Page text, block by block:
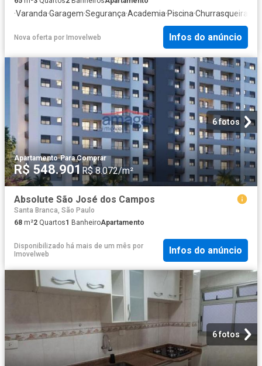
·Varanda·Garagem·Segurança·Academia·Piscina·Churrasqueira
Nova oferta por Imovelweb Infos do anúncio
6 fotos
Apartamento·Para Comprar
R$ 548.901R$ 8.072/m²
Absolute São José dos Campos
Santa Branca, São Paulo
68 m²2 Quartos1 BanheiroApartamento
Disponibilizado há mais de um mês por
Imovelweb
Infos do anúncio
6 fotos